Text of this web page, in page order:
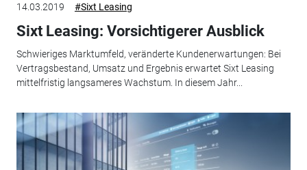
14.03.2019 #Sixt Leasing
Sixt Leasing: Vorsichtigerer Ausblick
Schwieriges Marktumfeld, veränderte Kundenerwartungen: Bei
Vertragsbestand, Umsatz und Ergebnis erwartet Sixt Leasing
mittelfristig langsameres Wachstum. In diesem Jahr...